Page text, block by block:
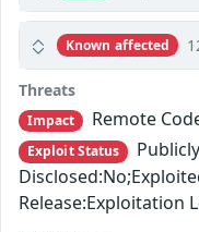
Known affected
Threats
Impact Remote
Exploit Status
Publicly
Release:Exploitation